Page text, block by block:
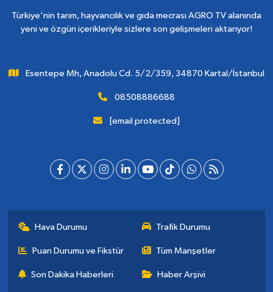
Türkiye'nin tarım, hayvancılık ve gıda mecrası AGRO TV alanında
yeni ve özgün içerikleriyle sizlere son gelişmeleri aktarıyor!
Esentepe Mh, Anadolu Cd. 5/2/359, 34870 Kartal/İstanbul
08508886688
[email protected]
Hava Durumu Trafik Durumu
Puan Durumu ve Fikstür Tüm Manşetler
Son Dakika Haberleri Haber Arşivi